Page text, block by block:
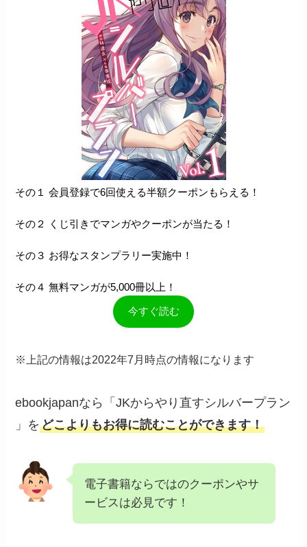
その１ 会員登録で6回使える半額クーポンもらえる！
その２ くじ引きでマンガやクーポンが当たる！
その３ お得なスタンプラリー実施中！
その４ 無料マンガが5,000冊以上！
今すぐ読む
※上記の情報は2022年7月時点の情報になります
ebookjapanなら「JKからやり直すシルバープラン
」をどこよりもお得に読むことができます！
電子書籍ならではのクーポンやサ
ービスは必見です！